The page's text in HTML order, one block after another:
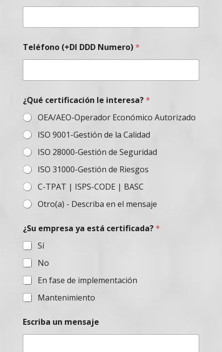
Teléfono (+DI DDD Numero)*
¿Qué certificación le interesa?*
OEA/AEO-Operador Económico Autorizado
ISO 9001-Gestión de la Calidad
ISO 28000-Gestión de Seguridad
ISO 31000-Gestión de Riesgos
C-TPAT | ISPS-CODE | BASC
Otro(a) - Describa en el mensaje
e
r
t
i
f
i
c
a
d
?
c
¿Su empresa ya está certificada?*
Sí
No
En fase de implementación
Mantenimiento
Escriba un mensaje